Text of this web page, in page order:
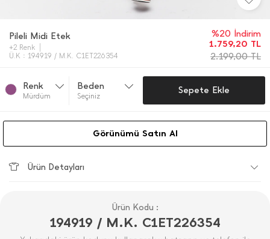
Pileli Midi Etek
+2 Renk
Ü.K : 194919 / M.K. C1ET226354
%20 İndirim
1.759,20 TL
2.199,00TL
Renk
Mürdüm
Beden
Seçiniz
Sepete Ekle
Görünümü Satın Al
Ürün Detayları
Ürün Kodu :
194919 / M.K. C1ET226354